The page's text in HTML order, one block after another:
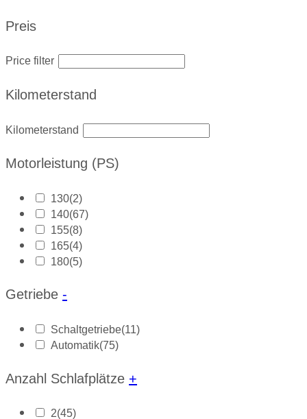
Preis
Price filter
Kilometerstand
Kilometerstand
Motorleistung (PS)
130(2)
140(67)
155(8)
165(4)
180(5)
Getriebe -
Schaltgetriebe(11)
Automatik(75)
Anzahl Schlafplätze +
2(45)